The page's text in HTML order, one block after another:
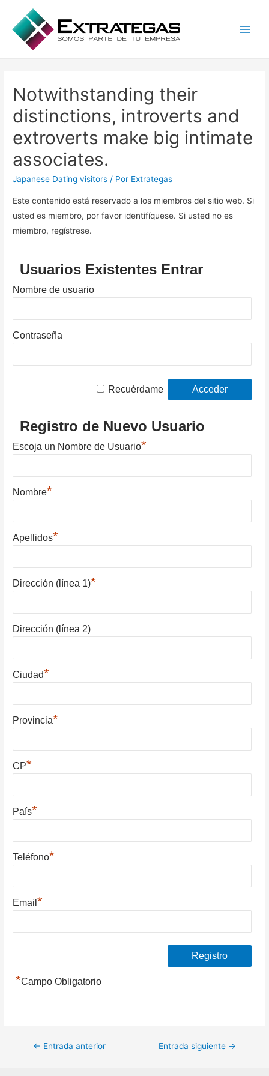
Notwithstanding their
distinctions, introverts and
extroverts make big intimate
associates.
Japanese Dating visitors / Por Extrategas
Este contenido está reservado a los miembros del sitio web. Si
usted es miembro, por favor identifíquese. Si usted no es
miembro, regístrese.
Usuarios Existentes Entrar
Nombre de usuario
Contraseña
Recuérdame
Registro de Nuevo Usuario
Escoja un Nombre de Usuario*
Nombre*
Apellidos*
Dirección (línea 1)*
Dirección (línea 2)
Ciudad*
Provincia*
CP*
País*
Teléfono*
Email*
*Campo Obligatorio
Navegación
← Entrada anterior Entrada siguiente →